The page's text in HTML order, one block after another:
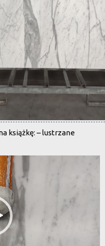
książkę: – lustrzane